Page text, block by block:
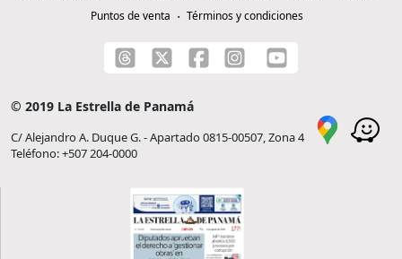
Puntos de venta
Términos y condiciones
© 2019 La Estrella de Panamá
C/ Alejandro A. Duque G. - Apartado 0815-00507, Zona 4
Teléfono: +507 204-0000